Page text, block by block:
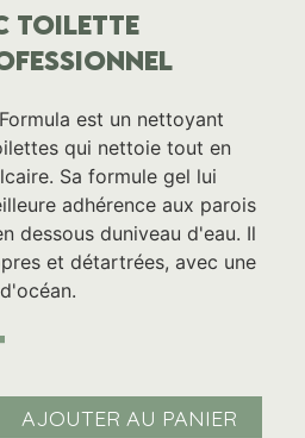
TOILETTE
est un nettoyant
qui nettoie tout en
Sa formule gel lui
adhérence aux parois
dessous duniveau d'eau. Il
et détartrées, avec une
AJOUTER AU PANIER